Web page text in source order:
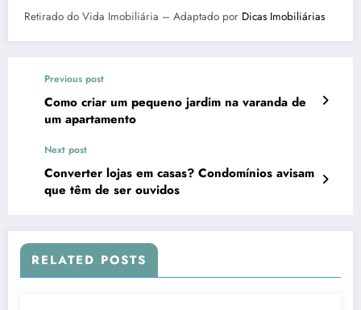
Retirado do Vida Imobiliária – Adaptado por Dicas Imobiliárias
Previous post
Como criar um pequeno jardim na varanda de
um apartamento
Next post
Converter lojas em casas? Condomínios avisam
que têm de ser ouvidos
RELATED POSTS